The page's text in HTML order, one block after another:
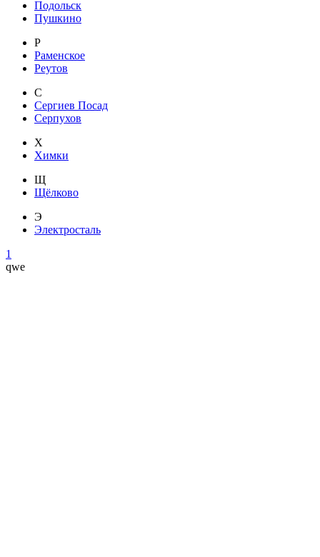
Подольск
Пушкино
Р
Раменское
Реутов
С
Сергиев Посад
Серпухов
Х
Химки
Щ
Щёлково
Э
Электросталь
1
qwe